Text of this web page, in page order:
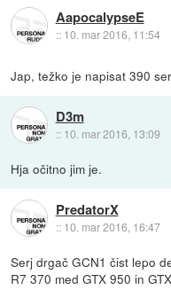
AapocalypseE
:: 10. mar 2016, 11:54
Jap, težko je napisat 390
D3m
:: 10. mar 2016, 13:09
Hja očitno jim je.
PredatorX
:: 10. mar 2016, 16:47
Serj drgač GCN1 čist lepo
R7 370 med GTX 950 in